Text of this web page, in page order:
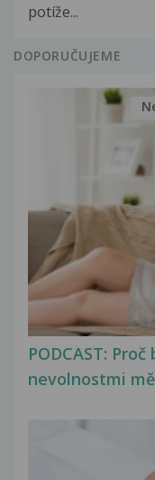
potíže...
DOPORUČUJEME
PODCAST:
nevolnostmi